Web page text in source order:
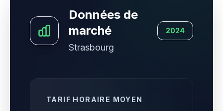
Données de
marché
Strasbourg
2024
TARIF HORAIRE MOYEN